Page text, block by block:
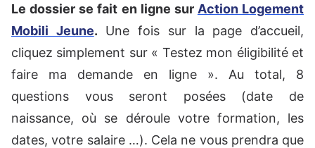
Le dossier se fait en ligne sur Action Logement
Mobili Jeune. Une fois sur la page d’accueil,
cliquez simplement sur « Testez mon éligibilité et
faire ma demande en ligne ». Au total, 8
questions vous seront posées (date de
naissance, où se déroule votre formation, les
dates, votre salaire …). Cela ne vous prendra que